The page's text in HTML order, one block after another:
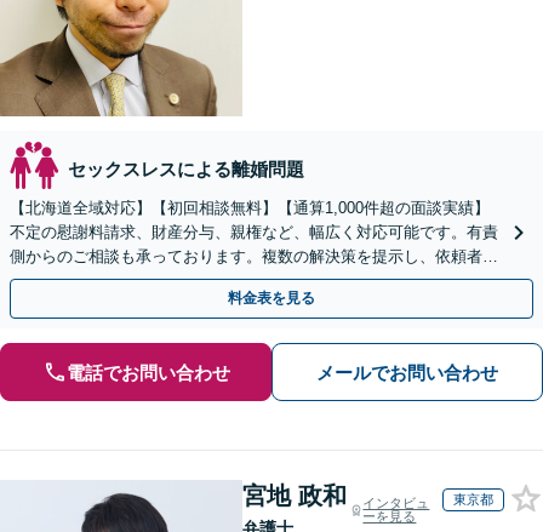
セックスレスによる離婚問題
【北海道全域対応】【初回相談無料】【通算1,000件超の面談実績】
不定の慰謝料請求、財産分与、親権など、幅広く対応可能です。有責
側からのご相談も承っております。複数の解決策を提示し、依頼者さ
まが納得されるゴールを目指して尽力いたします。
料金表を見る
電話でお問い合わせ メールでお問い合わせ
宮地 政和
インタビュ
ーを見る
東京都